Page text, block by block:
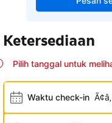
Ketersediaan
Pilih tanggal untuk
Waktu check-in